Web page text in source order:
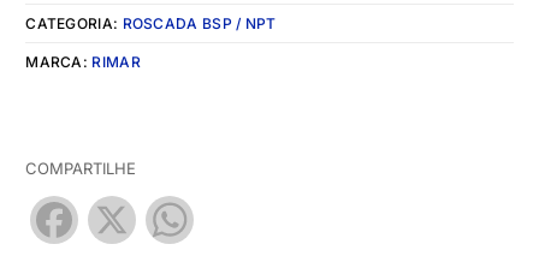
CATEGORIA: ROSCADA BSP / NPT
MARCA: RIMAR
COMPARTILHE
Facebook
X